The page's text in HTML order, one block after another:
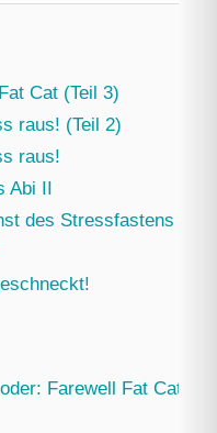
Cat (Teil 3)
raus! (Teil 2)
raus!
Abi II
des Stressfastens
Farewell Fat Cat